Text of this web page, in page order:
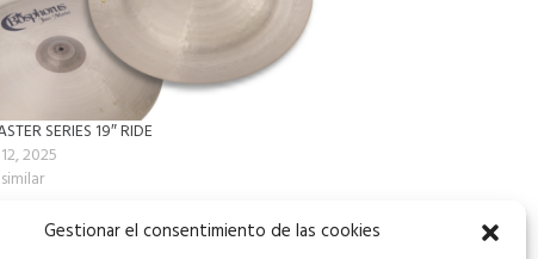
Gestionar el consentimiento de las cookies
SERIES 19″ RIDE
2025